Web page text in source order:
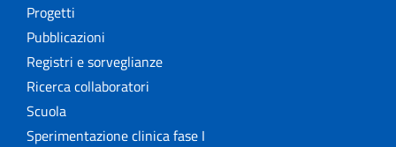
Progetti
Pubblicazioni
Registri e sorveglianze
Ricerca collaboratori
Scuola
Sperimentazione clinica fase I